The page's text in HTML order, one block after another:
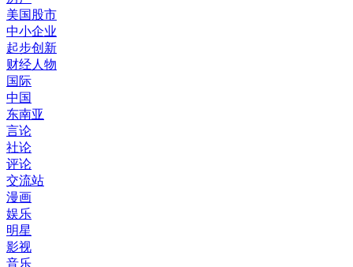
美国股市
中小企业
起步创新
财经人物
国际
中国
东南亚
言论
社论
评论
交流站
漫画
娱乐
明星
影视
音乐